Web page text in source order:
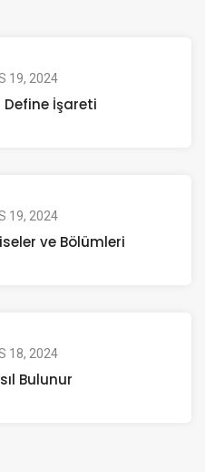
19, 2024
Define İşareti
19, 2024
ve Bölümleri
18, 2024
Bulunur